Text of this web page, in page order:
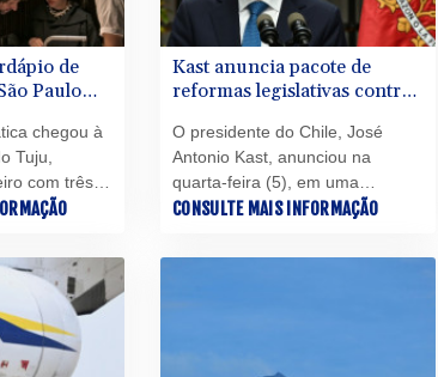
de
Paulo
chegou à
Tuju,
com três
algo
definido de
de chuvas,
em
do
Kast anuncia pacote de
reformas legislativas contra
O presidente do Chile, José
Antonio Kast, anunciou na
quarta-feira (5), em uma
mensagem ao país, que
reformas no Congresso para
CONSULTE MAIS INFORMAÇÃO